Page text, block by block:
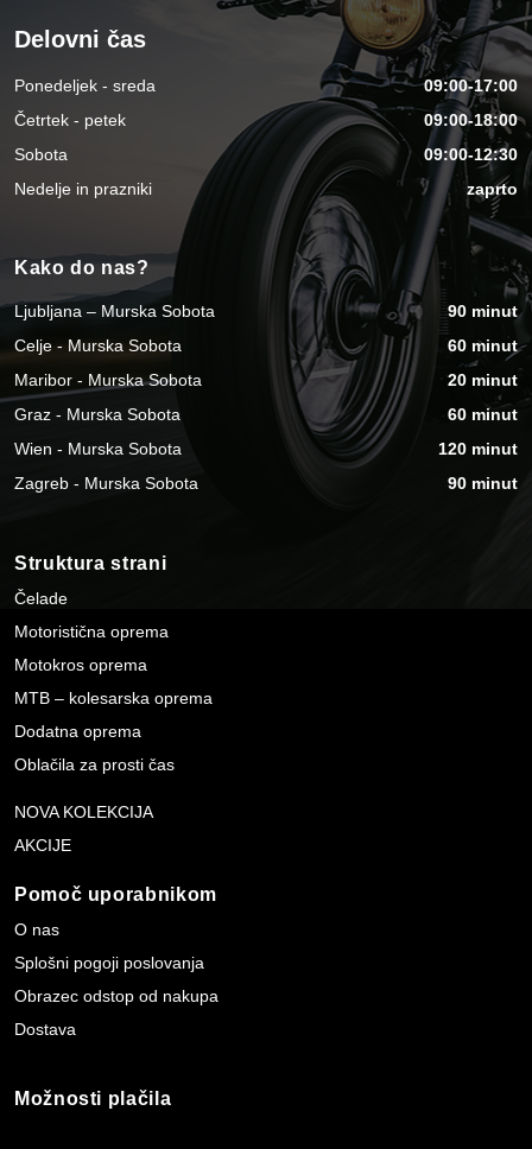
Delovni čas
Ponedeljek - sreda
09:00-17:00
Četrtek - petek
09:00-18:00
Sobota
09:00-12:30
Nedelje in prazniki
zaprto
Kako do nas?
Ljubljana – Murska Sobota
90 minut
Celje - Murska Sobota
60 minut
Maribor - Murska Sobota
20 minut
Graz - Murska Sobota
60 minut
Wien - Murska Sobota
120 minut
Zagreb - Murska Sobota
90 minut
Struktura strani
Čelade
Motoristična oprema
Motokros oprema
MTB – kolesarska oprema
Dodatna oprema
Oblačila za prosti čas
NOVA KOLEKCIJA
AKCIJE
Pomoč uporabnikom
O nas
Splošni pogoji poslovanja
Obrazec odstop od nakupa
Dostava
Možnosti plačila